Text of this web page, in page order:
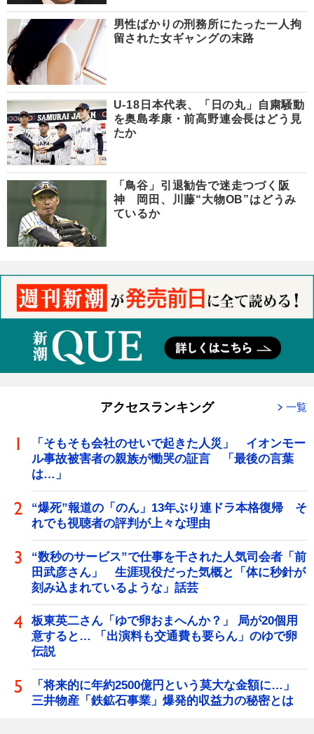
男性ばかりの刑務所にたった一人拘
留された女ギャングの末路
U-18日本代表、「日の丸」自粛騒動
を奥島孝康・前高野連会長はどう見
たか
「鳥谷」引退勧告で迷走つづく阪
神 岡田、川藤“大物OB”はどうみ
ているか
アクセスランキング 一覧
「そもそも会社のせいで起きた人災」 イオンモー
ル事故被害者の親族が慟哭の証言 「最後の言葉
は…」
“爆死”報道の「のん」13年ぶり連ドラ本格復帰 そ
れでも視聴者の評判が上々な理由
“数秒のサービス”で仕事を干された人気司会者「前
田武彦さん」 生涯現役だった気概と「体に秒針が
刻み込まれているような」話芸
板東英二さん「ゆで卵おまへんか？」 局が20個用
意すると… 「出演料も交通費も要らん」のゆで卵
伝説
「将来的に年約2500億円という莫大な金額に…」
三井物産「鉄鉱石事業」爆発的収益力の秘密とは